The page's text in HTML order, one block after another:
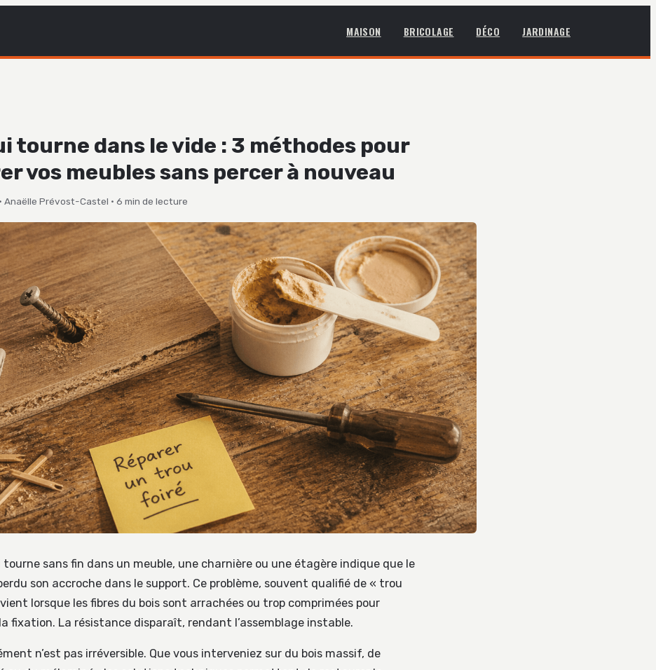
MAISON BRICOLAGE DÉCO JARDINAGE
tourne dans le vide : 3 méthodes pour
vos meubles sans percer à nouveau
· Anaëlle Prévost-Castel · 6 min de lecture
tourne sans fin dans un meuble, une charnière ou une étagère indique que le
son accroche dans le support. Ce problème, souvent qualifié de « trou
lorsque les fibres du bois sont arrachées ou trop comprimées pour
fixation. La résistance disparaît, rendant l’assemblage instable.
n’est pas irréversible. Que vous interveniez sur du bois massif, de